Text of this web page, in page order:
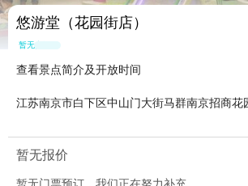
悠游堂（花园街店）
暂无点评
查看景点简介及开放时间
江苏南京市白下区中山门大街马群南京招商花
暂无报价